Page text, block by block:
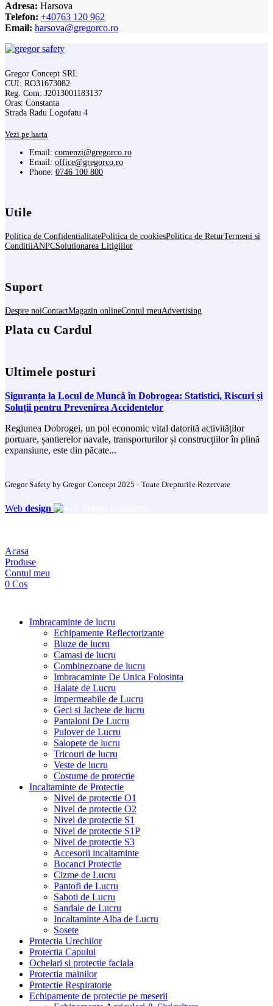
Adresa: Harsova
Telefon: +40763 120 962
Email: harsova@gregorco.ro
Gregor Concept SRL
CUI: RO31673082
Reg. Com: J2013001183137
Oras: Constanta
Strada Radu Logofatu 4
Vezi pe harta
Email: comenzi@gregorco.ro
Email: office@gregorco.ro
Phone: 0746 100 800
Utile
Politica de ConfidentialitatePolitica de cookiesPolitica de ReturTermeni si
ConditiiANPCSolutionarea Litigiilor
Suport
Despre noiContactMagazin onlineContul meuAdvertising
Plata cu Cardul
Ultimele posturi
Siguranța la Locul de Muncă în Dobrogea: Statistici, Riscuri și
Soluții pentru Prevenirea Accidentelor
Regiunea Dobrogei, un pol economic vital datorită activităților
portuare, șantierelor navale, transporturilor și construcțiilor în plină
expansiune, este din păcate...
Gregor Safety by Gregor Concept 2025 - Toate Drepturile Rezervate
Web design
Acasa
Produse
Contul meu
0 Cos
Imbracaminte de lucru
Echipamente Reflectorizante
Bluze de lucru
Camasi de lucru
Combinezoane de lucru
Imbracaminte De Unica Folosinta
Halate de Lucru
Impermeabile de Lucru
Geci si Jachete de lucru
Pantaloni De Lucru
Pulover de Lucru
Salopete de lucru
Tricouri de lucru
Veste de lucru
Costume de protectie
Incaltaminte de Protectie
Nivel de protectie O1
Nivel de protectie O2
Nivel de protectie S1
Nivel de protectie S1P
Nivel de protectie S3
Accesorii incaltaminte
Bocanci Protectie
Cizme de Lucru
Pantofi de Lucru
Saboti de Lucru
Sandale de Lucru
Incaltaminte Alba de Lucru
Sosete
Protectia Urechilor
Protectia Capului
Ochelari si protectie faciala
Protectia mainilor
Protectie Respiratorie
Echipamente de protectie pe meserii